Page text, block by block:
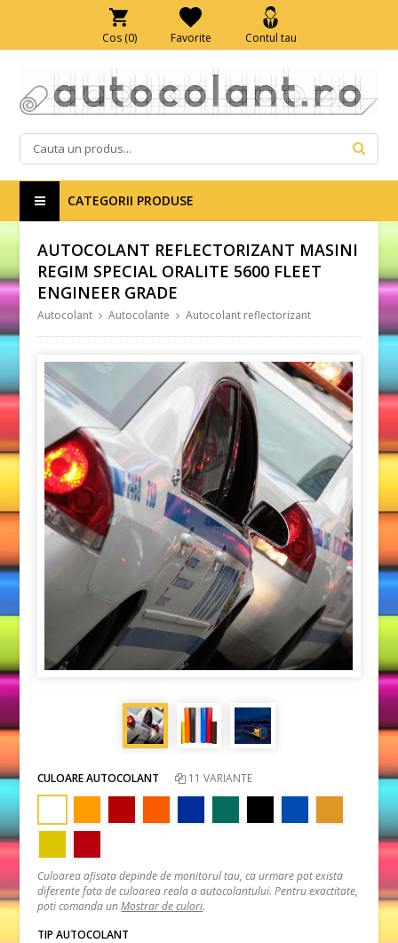
Cos (0) Favorite Contul tau
CATEGORII PRODUSE
AUTOCOLANT REFLECTORIZANT MASINI
REGIM SPECIAL ORALITE 5600 FLEET
ENGINEER GRADE
Autocolant Autocolante Autocolant reflectorizant
CULOARE AUTOCOLANT 11 VARIANTE
Culoarea afisata depinde de monitorul tau, ca urmare pot exista
diferente fata de culoarea reala a autocolantului. Pentru exactitate,
poti comanda unMostrar de culori.
TIP AUTOCOLANT